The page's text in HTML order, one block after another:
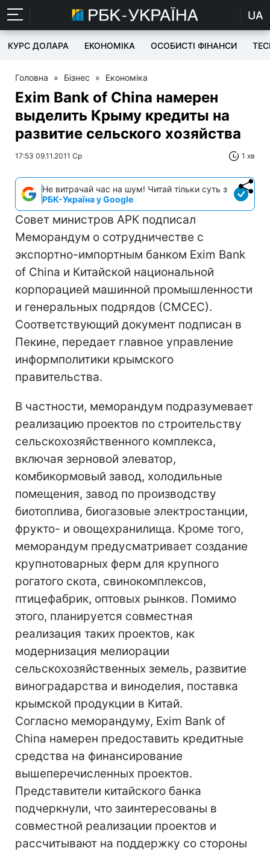
UA
КУРС ДОЛАРА ЕКОНОМІКА ОСОБИСТІ ФІНАНСИ
Головна » Бізнес » Економіка
Exim Bank of China намерен
выделить Крыму кредиты на
развитие сельского хозяйства
17:53 09.11.2011 Ср 1 хв
Не витрачай час на шум! Читай тільки суть з
РБК-Україна у Google
Совет министров АРК подписал
Меморандум о сотрудничестве с
экспортно-импортным банком Exim Bank
of China и Китайской национальной
корпорацией машинной промышленности
и генеральных подрядов (СМСЕС).
Соответствующий документ подписан в
Пекине, передает главное управление
информполитики крымского
правительства.
В частности, меморандум подразумевает
реализацию проектов по строительству
сельскохозяйственного комплекса,
включая зерновой элеватор,
комбикормовый завод, холодильные
помещения, завод по производству
биотоплива, биогазовые электростанции,
фрукто- и овощехранилища. Кроме того,
меморандум предусматривает создание
крупнотоварных ферм для крупного
рогатого скота, свинокомплексов,
птицефабрик, оптовых рынков. Помимо
этого, планируется совместная
реализация таких проектов, как
модернизация мелиорации
сельскохозяйственных земель, развитие
виноградарства и виноделия, поставка
крымской продукции в Китай.
Согласно меморандуму, Exim Bank of
China намерен предоставить кредитные
средства на финансирование
вышеперечисленных проектов.
Представители китайского банка
подчеркнули, что заинтересованы в
совместной реализации проектов и
рассчитывают на поддержку со стороны